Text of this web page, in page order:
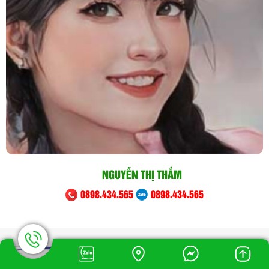
NGUYỄN THỊ THẮM
0898.434.565 0898.434.565